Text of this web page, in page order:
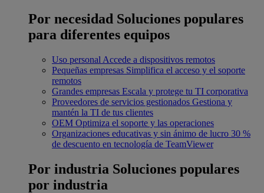
Por necesidad Soluciones populares
para diferentes equipos
Uso personal Accede a dispositivos remotos
Pequeñas empresas Simplifica el acceso y el soporte
remotos
Grandes empresas Escala y protege tu TI corporativa
Proveedores de servicios gestionados Gestiona y
mantén la TI de tus clientes
OEM Optimiza el soporte y las operaciones
Organizaciones educativas y sin ánimo de lucro 30 %
de descuento en tecnología de TeamViewer
Por industria Soluciones populares
por industria